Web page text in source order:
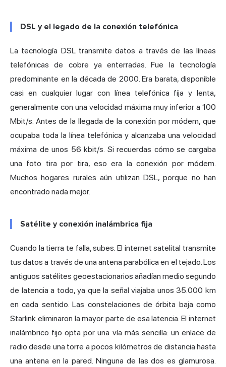
DSL y el legado de la conexión telefónica
La tecnología DSL transmite datos a través de las líneas
telefónicas de cobre ya enterradas. Fue la tecnología
predominante en la década de 2000. Era barata, disponible
casi en cualquier lugar con línea telefónica fija y lenta,
generalmente con una velocidad máxima muy inferior a 100
Mbit/s. Antes de la llegada de la conexión por módem, que
ocupaba toda la línea telefónica y alcanzaba una velocidad
máxima de unos 56 kbit/s. Si recuerdas cómo se cargaba
una foto tira por tira, eso era la conexión por módem.
Muchos hogares rurales aún utilizan DSL, porque no han
encontrado nada mejor.
Satélite y conexión inalámbrica fija
Cuando la tierra te falla, subes. El internet satelital transmite
tus datos a través de una antena parabólica en el tejado. Los
antiguos satélites geoestacionarios añadían medio segundo
de latencia a todo, ya que la señal viajaba unos 35.000 km
en cada sentido. Las constelaciones de órbita baja como
Starlink eliminaron la mayor parte de esa latencia. El internet
inalámbrico fijo opta por una vía más sencilla: un enlace de
radio desde una torre a pocos kilómetros de distancia hasta
una antena en la pared. Ninguna de las dos es glamurosa.